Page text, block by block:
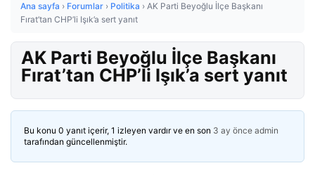
Ana sayfa › Forumlar › Politika › AK Parti Beyoğlu İlçe Başkanı
Fırat’tan CHP’li Işık’a sert yanıt
AK Parti Beyoğlu İlçe Başkanı
Fırat’tan CHP’li Işık’a sert yanıt
Bu konu 0 yanıt içerir, 1 izleyen vardır ve en son 3 ay önce admin
tarafından güncellenmiştir.